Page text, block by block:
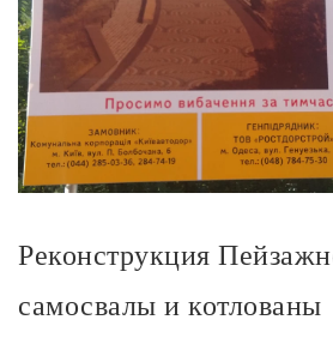
Реконструкция
самосвалы и котлованы